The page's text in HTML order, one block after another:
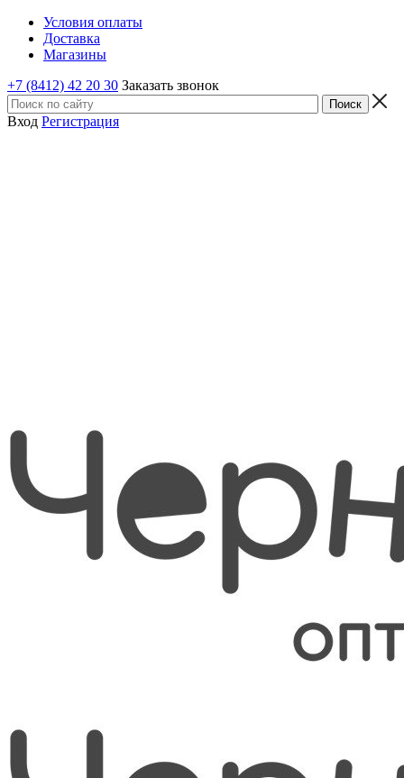
Условия оплаты
Доставка
Магазины
+7 (8412) 42 20 30 Заказать звонок
Вход Регистрация